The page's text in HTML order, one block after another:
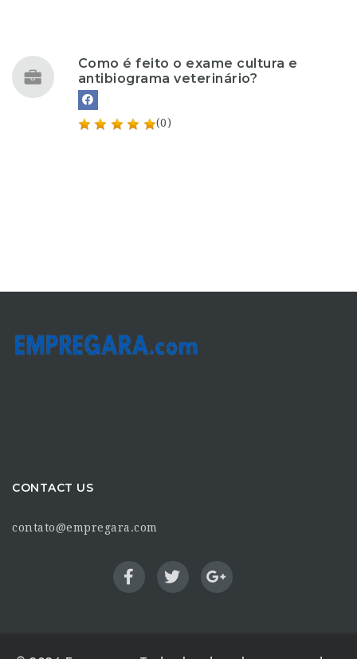
Como é feito o exame cultura e
antibiograma veterinário?
(0)
CONTACT US
contato@empregara.com